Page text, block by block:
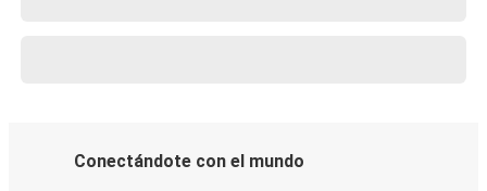
Conectándote con el mundo